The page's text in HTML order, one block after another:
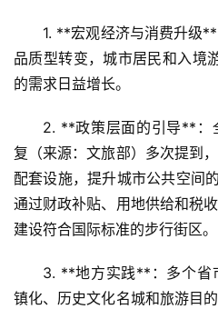
1. **宏观经济与消费升级
品质型转变，城市居民和入境
的需求日益增长。
2. **政策层面的引导**：
复（来源：文旅部）多次提到
配套设施，提升城市公共空间
通过财政补贴、用地供给和税
建设符合国际标准的步行街区。
3. **地方实践**：多个省
镇化、历史文化名城和旅游目